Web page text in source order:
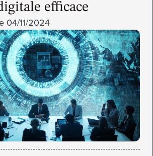
efficace
04/11/2024